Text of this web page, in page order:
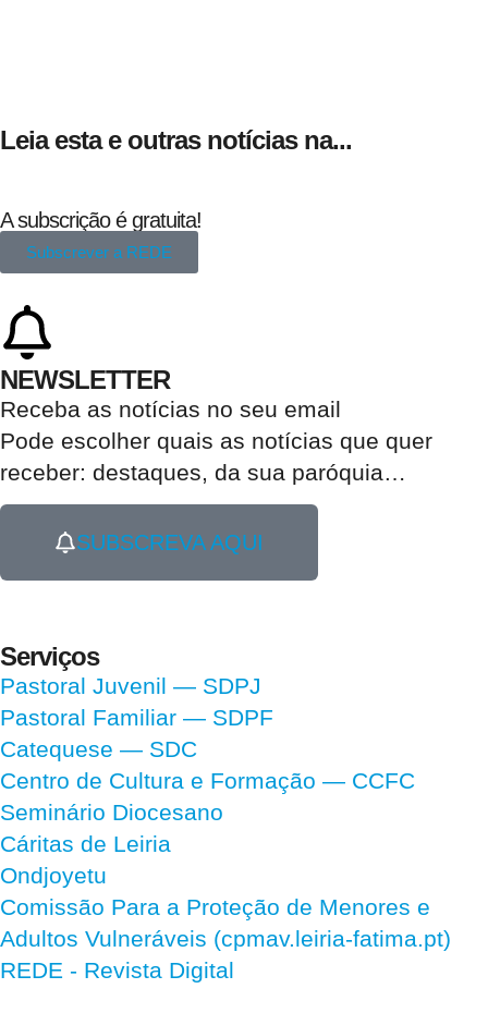
Leia esta e outras notícias na...
A subscrição é gratuita!
Subscrever a REDE
NEWSLETTER
Receba as notícias no seu email​
Pode escolher quais as notícias que quer
receber: destaques, da sua paróquia…
SUBSCREVA AQUI
Serviços
Pastoral Juvenil — SDPJ
Pastoral Familiar — SDPF
Catequese — SDC
Centro de Cultura e Formação — CCFC
Seminário Diocesano
Cáritas de Leiria
Ondjoyetu
Comissão Para a Proteção de Menores e
Adultos Vulneráveis (cpmav.leiria-fatima.pt)
REDE - Revista Digital